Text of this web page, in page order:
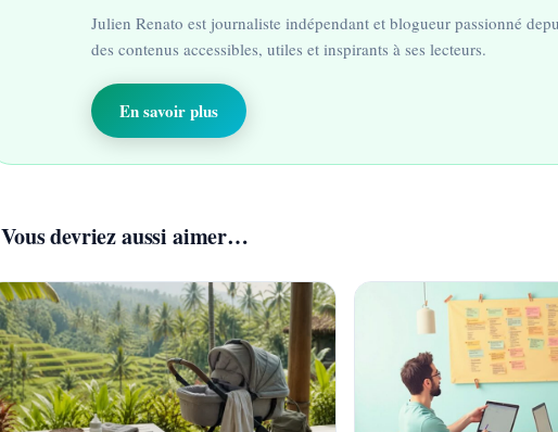
Julien Renato est journaliste indépendant et blogueur passionné
des contenus accessibles, utiles et inspirants à ses lecteurs.
En savoir plus
Vous devriez aussi aimer…